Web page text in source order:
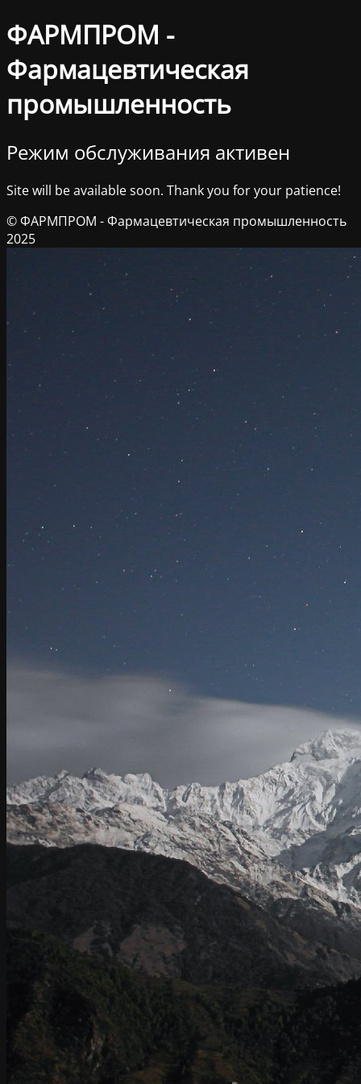
ФАРМПРОМ -
Фармацевтическая
промышленность
Режим обслуживания активен
Site will be available soon. Thank you for your patience!
© ФАРМПРОМ - Фармацевтическая промышленность
2025